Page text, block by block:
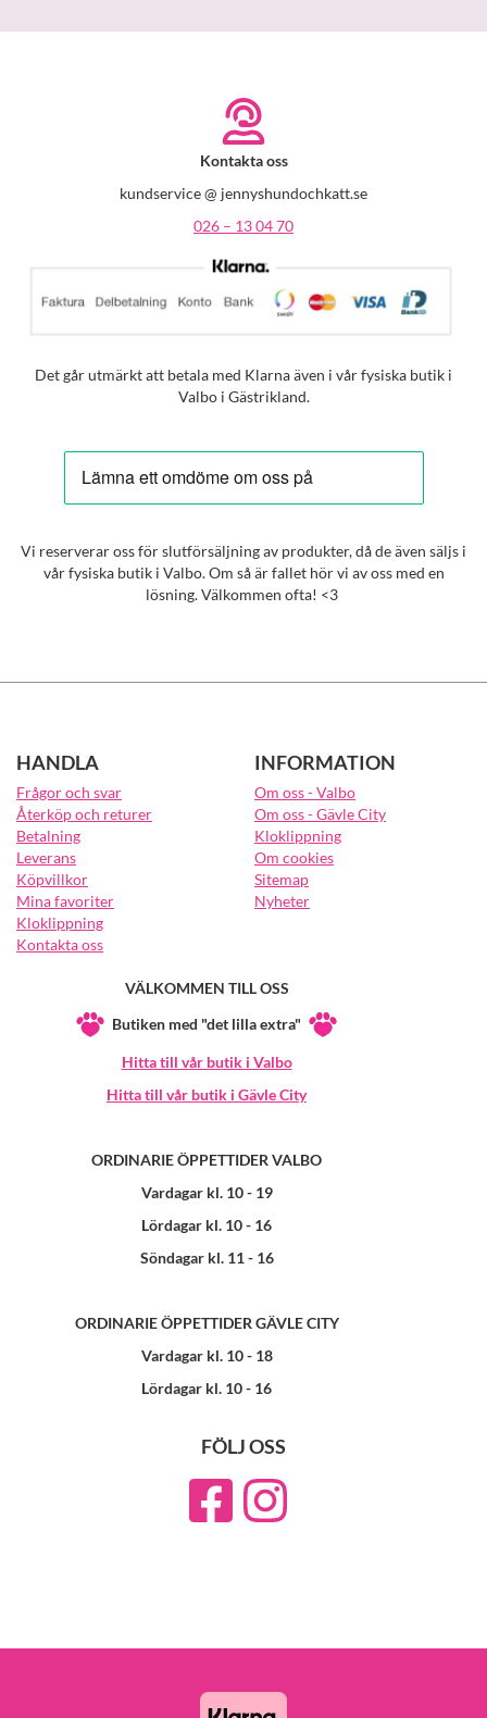
Kontakta oss
kundservice @ jennyshundochkatt.se
026 – 13 04 70
Det går utmärkt att betala med Klarna även i vår fysiska butik i
Valbo i Gästrikland.
Vi reserverar oss för slutförsäljning av produkter, då de även säljs i
vår fysiska butik i Valbo. Om så är fallet hör vi av oss med en
lösning. Välkommen ofta! <3
HANDLA
Frågor och svar
Återköp och returer
Betalning
Leverans
Köpvillkor
Mina favoriter
Kloklippning
Kontakta oss
INFORMATION
Om oss - Valbo
Om oss - Gävle City
Kloklippning
Om cookies
Sitemap
Nyheter
VÄLKOMMEN TILL OSS
Butiken med "det lilla extra"
Hitta till vår butik i Valbo
Hitta till vår butik i Gävle City
ORDINARIE ÖPPETTIDER VALBO
Vardagar kl. 10 - 19
Lördagar kl. 10 - 16
Söndagar kl. 11 - 16
ORDINARIE ÖPPETTIDER GÄVLE CITY
Vardagar kl. 10 - 18
Lördagar kl. 10 - 16
FÖLJ OSS